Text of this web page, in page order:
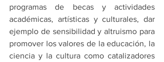
programas de becas y actividades
académicas, artísticas y culturales, dar
ejemplo de sensibilidad y altruismo para
promover los valores de la educación, la
ciencia y la cultura como catalizadores